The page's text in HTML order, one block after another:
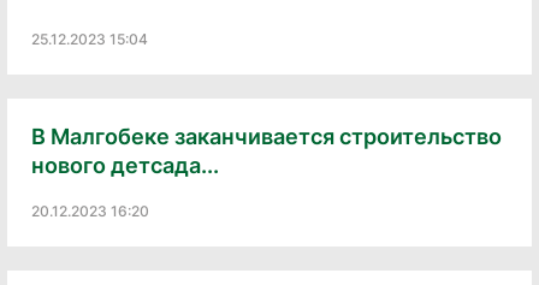
25.12.2023 15:04
В Малгобеке заканчивается строительство
нового детсада...
20.12.2023 16:20